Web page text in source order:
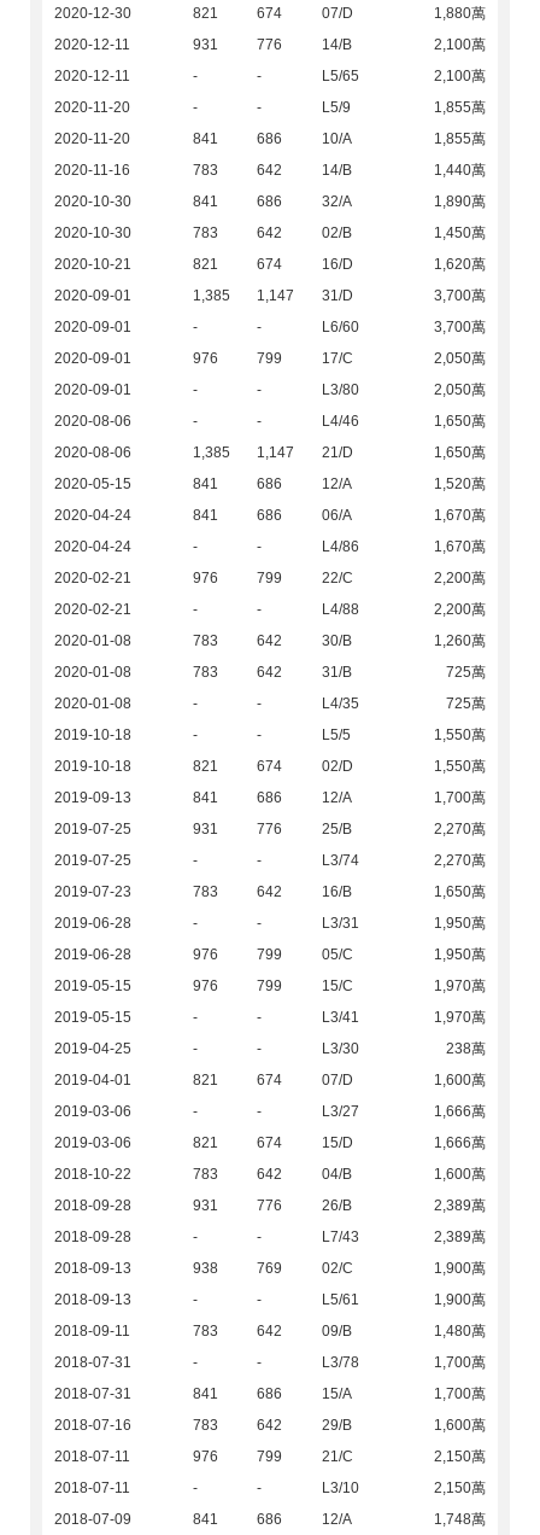
2020-12-30
821 674 07/D
1,880萬
2020-12-11
931 776 14/B
2,100萬
2020-12-11
- - L5/65
2,100萬
2020-11-20
- - L5/9
1,855萬
2020-11-20
841 686 10/A
1,855萬
2020-11-16
783 642 14/B
1,440萬
2020-10-30
841 686 32/A
1,890萬
2020-10-30
783 642 02/B
1,450萬
2020-10-21
821 674 16/D
1,620萬
2020-09-01
1,385 1,147 31/D
3,700萬
2020-09-01
- - L6/60
3,700萬
2020-09-01
976 799 17/C
2,050萬
2020-09-01
- - L3/80
2,050萬
2020-08-06
- - L4/46
1,650萬
2020-08-06
1,385 1,147 21/D
1,650萬
2020-05-15
841 686 12/A
1,520萬
2020-04-24
841 686 06/A
1,670萬
2020-04-24
- - L4/86
1,670萬
2020-02-21
976 799 22/C
2,200萬
2020-02-21
- - L4/88
2,200萬
2020-01-08
783 642 30/B
1,260萬
2020-01-08
783 642 31/B
725萬
2020-01-08
- - L4/35
725萬
2019-10-18
- - L5/5
1,550萬
2019-10-18
821 674 02/D
1,550萬
2019-09-13
841 686 12/A
1,700萬
2019-07-25
931 776 25/B
2,270萬
2019-07-25
- - L3/74
2,270萬
2019-07-23
783 642 16/B
1,650萬
2019-06-28
- - L3/31
1,950萬
2019-06-28
976 799 05/C
1,950萬
2019-05-15
976 799 15/C
1,970萬
2019-05-15
- - L3/41
1,970萬
2019-04-25
- - L3/30
238萬
2019-04-01
821 674 07/D
1,600萬
2019-03-06
- - L3/27
1,666萬
2019-03-06
821 674 15/D
1,666萬
2018-10-22
783 642 04/B
1,600萬
2018-09-28
931 776 26/B
2,389萬
2018-09-28
- - L7/43
2,389萬
2018-09-13
938 769 02/C
1,900萬
2018-09-13
- - L5/61
1,900萬
2018-09-11
783 642 09/B
1,480萬
2018-07-31
- - L3/78
1,700萬
2018-07-31
841 686 15/A
1,700萬
2018-07-16
783 642 29/B
1,600萬
2018-07-11
976 799 21/C
2,150萬
2018-07-11
- - L3/10
2,150萬
2018-07-09
841 686 12/A 1,748萬